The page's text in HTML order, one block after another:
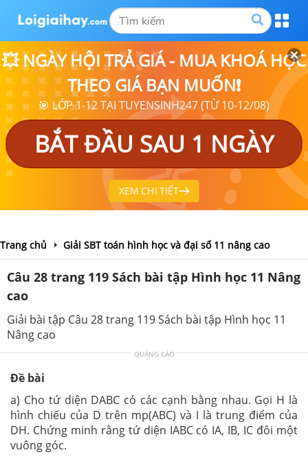
💥 NGÀY HỘI TRẢ GIÁ - MUA KHOÁ HỌC
THEO GIÁ BẠN MUỐN❗
🎯 LỚP 1-12 TẠI TUYENSINH247 (TỪ 10-12/08)
BẮT ĐẦU SAU 1 NGÀY
XEM CHI TIẾT
Trang chủ Giải SBT toán hình học và đại số 11 nâng cao
Câu 28 trang 119 Sách bài tập Hình học 11 Nâng
cao
Giải bài tập Câu 28 trang 119 Sách bài tập Hình học 11
Nâng cao
QUẢNG CÁO
Đề bài
a) Cho tứ diện DABC có các cạnh bằng nhau. Gọi H là
hình chiếu của D trên mp(ABC) và I là trung điểm của
DH. Chứng minh rằng tứ diện IABC có IA, IB, IC đôi một
vuông góc.